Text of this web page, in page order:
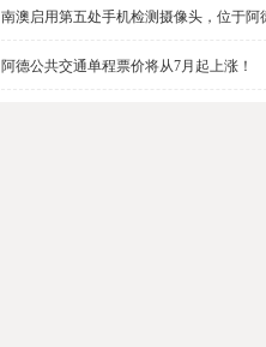
南澳启用第五处手机检测摄像头，位于阿
阿德公共交通单程票价将从7月起上涨！